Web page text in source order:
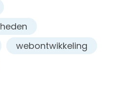
webontwikkeling